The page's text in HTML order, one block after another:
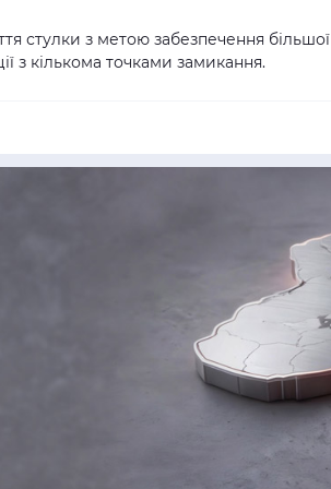
стулки з метою забезпечення більшої
з кількома точками замикання.